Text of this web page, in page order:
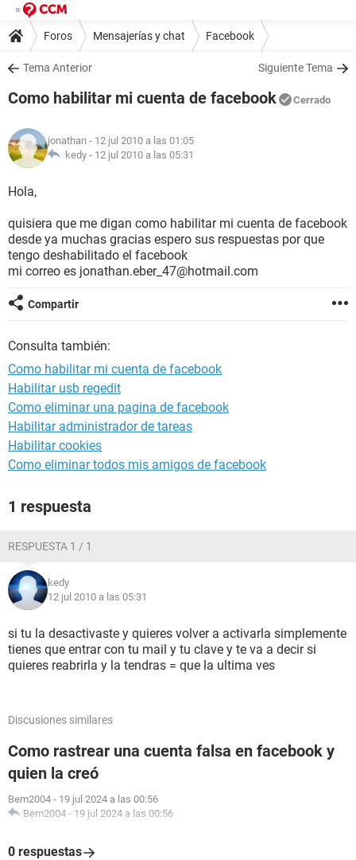
Foros Mensajerías y chat Facebook
Tema Anterior Siguiente Tema
Como habilitar mi cuenta de facebook Cerrado
jonathan - 12 jul 2010 a las 01:05
kedy - 12 jul 2010 a las 05:31
Hola,
quisiera que me digan como habilitar mi cuenta de facebook
desde ya muchas gracias espero sus respuestas por que
tengo deshabilitado el facebook
mi correo es jonathan.eber_47@hotmail.com
Compartir
Consulta también:
Como habilitar mi cuenta de facebook
Habilitar usb regedit
Como eliminar una pagina de facebook
Habilitar administrador de tareas
Habilitar cookies
Como eliminar todos mis amigos de facebook
1 respuesta
RESPUESTA 1 / 1
kedy
12 jul 2010 a las 05:31
si tu la desactivaste y quieres volver a activarla simplemente
tienes que entrar con tu mail y tu clave y te va a decir si
quieres reabrirla y la tendras = que la ultima ves
Discusiones similares
Como rastrear una cuenta falsa en facebook y
quien la creó
Bem2004 - 19 jul 2024 a las 00:56
Bem2004 - 19 jul 2024 a las 00:56
0 respuestas